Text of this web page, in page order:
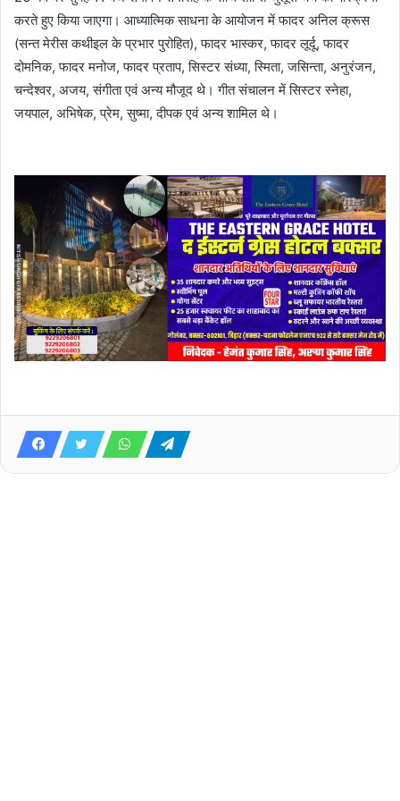
करते हुए किया जाएगा। आध्यात्मिक साधना के आयोजन में फादर अनिल क्रूस
(सन्त मेरीस कथीइल के प्रभार पुरोहित), फादर भास्कर, फादर लूर्दू, फादर
दोमनिक, फादर मनोज, फादर प्रताप, सिस्टर संध्या, स्मिता, जसिन्ता, अनुरंजन,
चन्देश्वर, अजय, संगीता एवं अन्य मौजूद थे। गीत संचालन में सिस्टर स्नेहा,
जयपाल, अभिषेक, प्रेम, सुष्मा, दीपक एवं अन्य शामिल थे।